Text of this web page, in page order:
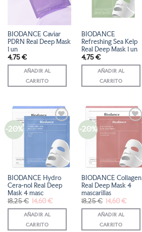
DE
DESEOS
BIODANCE Caviar
PDRN Real Deep Mask
1 un
4,75 €
AÑADIR AL
CARRITO
DE
DESEOS
BIODANCE
Refreshing Sea Kelp
Real Deep Mask 1 un
4,75 €
AÑADIR AL
CARRITO
-20%
AÑADIR
LISTA
DE
DESEOS
BIODANCE Hydro
Cera-nol Real Deep
Mask 4 masc
18,25€ El
precio
original
era:
18,25 €.
14,60€El
actual
AÑADIR AL
CARRITO
-20%
AÑADIR
LISTA
DE
DESEOS
BIODANCE Collagen
Real Deep Mask 4
mascarillas
18,25€ El
precio
original
era:
18,25 €.
14,60€El
actual
AÑADIR AL
CARRITO